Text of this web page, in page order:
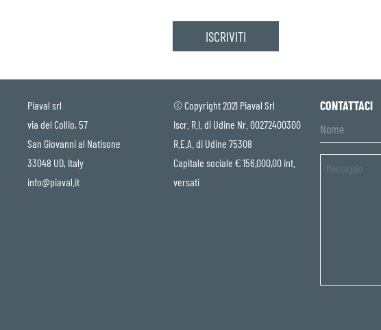
Piaval srl
via del Collio, 57
San Giovanni al Natisone
33048 UD, Italy
info@piaval.it
© Copyright 2021 Piaval Srl
Iscr. R.I. di Udine Nr. 00272400300
R.E.A. di Udine 75308
Capitale sociale € 156.000,00 int.
versati
CONTATTACI
Untitled